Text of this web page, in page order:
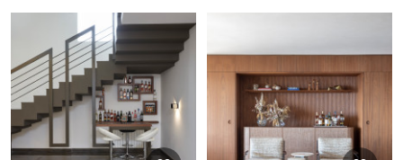
Moderne Hausbar in Orange